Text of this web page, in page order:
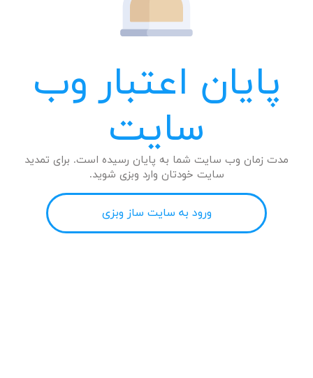
پایان اعتبار وب
سایت
مدت زمان وب سایت شما به پایان رسیده است. برای تمدید
سایت خودتان وارد وبزی شوید.
ورود به سایت ساز وبزی